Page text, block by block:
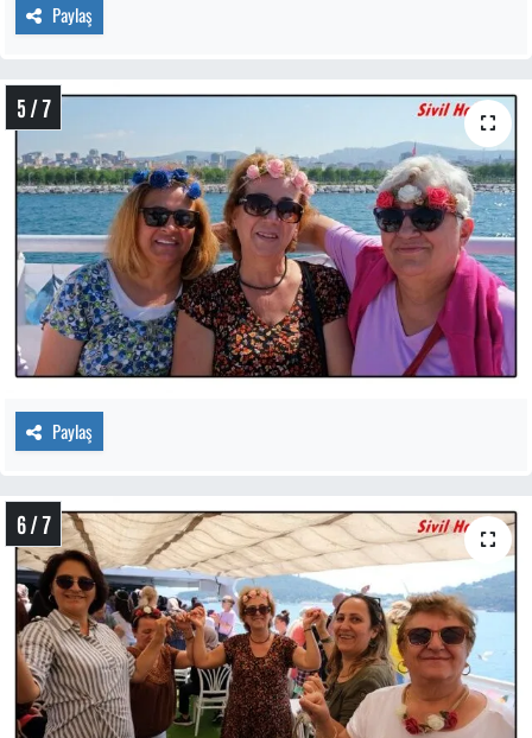
Paylaş
5 / 7
Paylaş
6 / 7